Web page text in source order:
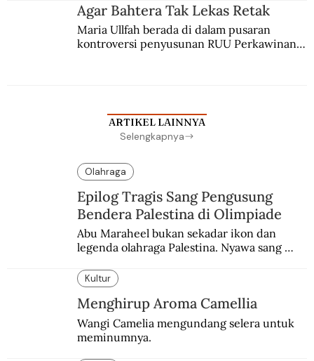
Agar Bahtera Tak Lekas Retak
Maria Ullfah berada di dalam pusaran
kontroversi penyusunan RUU Perkawinan.
ARTIKEL LAINNYA
Selengkapnya
Olahraga
Epilog Tragis Sang Pengusung
Bendera Palestina di Olimpiade
Abu Maraheel bukan sekadar ikon dan
legenda olahraga Palestina. Nyawa sang
memblokade Rafah.
Kultur
Menghirup Aroma Camellia
Wangi Camelia mengundang selera untuk
meminumnya.